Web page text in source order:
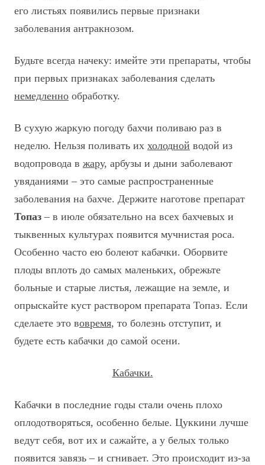
его листьях появились первые признаки
заболевания антракнозом.
Будьте всегда начеку: имейте эти препараты, чтобы
при первых признаках заболевания сделать
немедленно обработку.
В сухую жаркую погоду бахчи поливаю раз в
неделю. Нельзя поливать их холодной водой из
водопровода в жару, арбузы и дыни заболевают
увяданиями – это самые распространенные
заболевания на бахче. Держите наготове препарат
Топаз – в июле обязательно на всех бахчевых и
тыквенных культурах появится мучнистая роса.
Особенно часто ею болеют кабачки. Оборвите
плоды вплоть до самых маленьких, обрежьте
больные и старые листья, лежащие на земле, и
опрыскайте куст раствором препарата Топаз. Если
сделаете это вовремя, то болезнь отступит, и
будете есть кабачки до самой осени.
Кабачки.
Кабачки в последние годы стали очень плохо
оплодотворяться, особенно белые. Цуккини лучше
ведут себя, вот их и сажайте, а у белых только
появится завязь – и сгнивает. Это происходит из-за